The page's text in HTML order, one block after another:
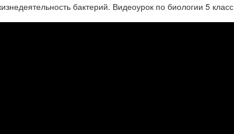
бактерий. Видеоурок по биологии 5 класс